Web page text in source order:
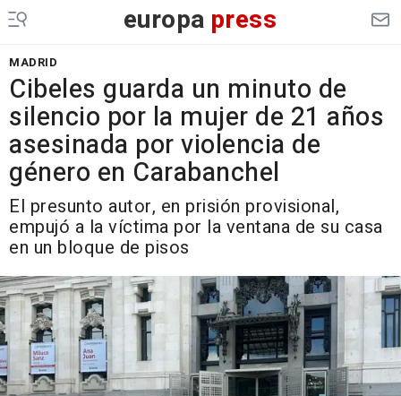
europa press
MADRID
Cibeles guarda un minuto de
silencio por la mujer de 21 años
asesinada por violencia de
género en Carabanchel
El presunto autor, en prisión provisional,
empujó a la víctima por la ventana de su casa
en un bloque de pisos